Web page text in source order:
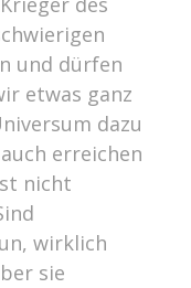
und dürfen
etwas ganz
dazu
erreichen
nicht
wirklich
sie